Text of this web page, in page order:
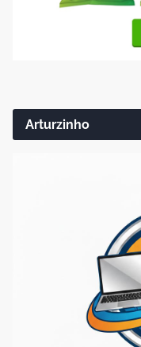
Arturzinho